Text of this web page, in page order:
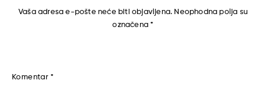
Vaša adresa e-pošte neće biti objavljena. Neophodna polja su
označena*
Komentar *